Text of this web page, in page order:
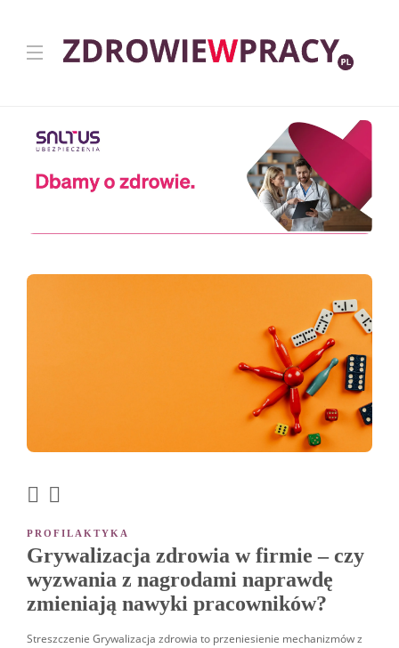
PROFILAKTYKA
Grywalizacja zdrowia w firmie – czy
wyzwania z nagrodami naprawdę
zmieniają nawyki pracowników?
Streszczenie Grywalizacja zdrowia to przeniesienie mechanizmów z